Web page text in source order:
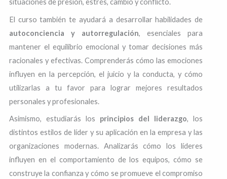
situaciones de presión, estrés, cambio y conflicto.
El curso también te ayudará a desarrollar habilidades de
autoconciencia y autorregulación, esenciales para
mantener el equilibrio emocional y tomar decisiones más
racionales y efectivas. Comprenderás cómo las emociones
influyen en la percepción, el juicio y la conducta, y cómo
utilizarlas a tu favor para lograr mejores resultados
personales y profesionales.
Asimismo, estudiarás los principios del liderazgo, los
distintos estilos de líder y su aplicación en la empresa y las
organizaciones modernas. Analizarás cómo los líderes
influyen en el comportamiento de los equipos, cómo se
construye la confianza y cómo se promueve el compromiso